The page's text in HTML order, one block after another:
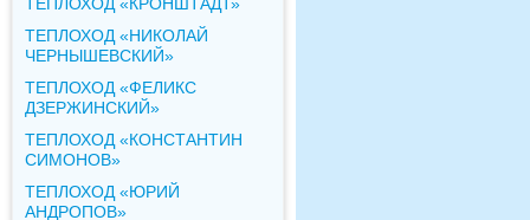
ТЕПЛОХОД «НИКОЛАЙ
ЧЕРНЫШЕВСКИЙ»
ТЕПЛОХОД «ФЕЛИКС
ДЗЕРЖИНСКИЙ»
ТЕПЛОХОД «КОНСТАНТИН
СИМОНОВ»
ТЕПЛОХОД «ЮРИЙ
АНДРОПОВ»